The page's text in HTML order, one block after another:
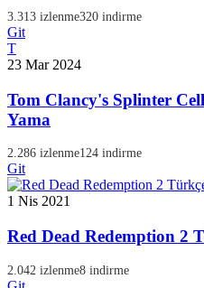
3.313 izlenme320 indirme
Git
T
23 Mar 2024
Tom Clancy's Splinter
Yama
2.286 izlenme124 indirme
Git
1 Nis 2021
Red Dead Redemption 2
2.042 izlenme8 indirme